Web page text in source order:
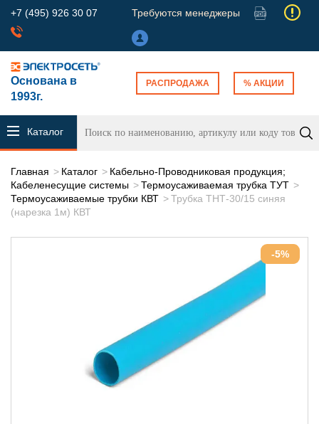
+7 (495) 926 30 07 Требуются менеджеры
Основана в
1993г.
РАСПРОДАЖА % АКЦИИ
Каталог
Главная Каталог
Кабельно-Проводниковая продукция;
Кабеленесущие системы
Термоусаживаемая трубка ТУТ
Термоусаживаемые трубки КВТ
Трубка ТНТ-30/15 синяя
(нарезка 1м) КВТ
-5%